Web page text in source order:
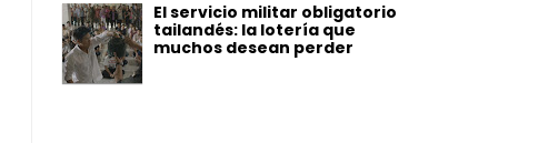
El servicio militar obligatorio
tailandés: la lotería que
muchos desean perder